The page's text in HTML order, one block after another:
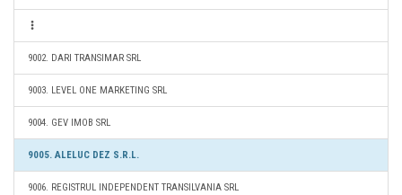
9002. DARI TRANSIMAR SRL
9003. LEVEL ONE MARKETING SRL
9004. GEV IMOB SRL
9005. ALELUC DEZ S.R.L.
9006. REGISTRUL INDEPENDENT TRANSILVANIA SRL